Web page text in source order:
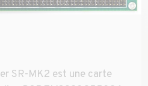
SR-MK2 est une carte